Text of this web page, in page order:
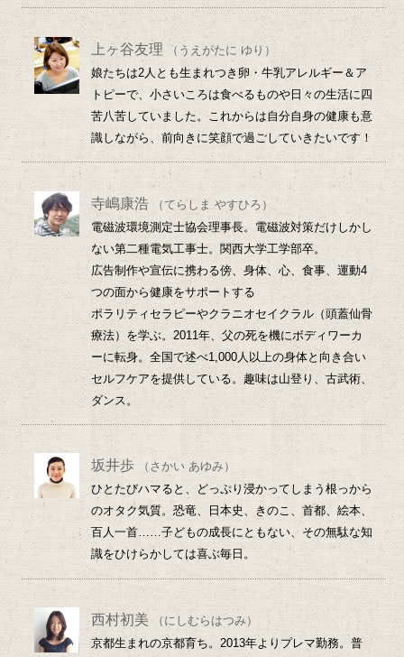
上ヶ谷友理
（うえがたに ゆり）
娘たちは2人とも生まれつき卵・牛乳アレルギー＆ア
トピーで、小さいころは食べるものや日々の生活に四
苦八苦していました。これからは自分自身の健康も意
識しながら、前向きに笑顔で過ごしていきたいです！
寺嶋康浩
（てらしま やすひろ）
電磁波環境測定士協会理事長。電磁波対策だけしかし
ない第二種電気工事士。関西大学工学部卒。
広告制作や宣伝に携わる傍、身体、心、食事、運動4
つの面から健康をサポートする
ポラリティセラピーやクラニオセイクラル（頭蓋仙骨
療法）を学ぶ。2011年、父の死を機にボディワーカ
ーに転身。全国で述べ1,000人以上の身体と向き合い
セルフケアを提供している。趣味は山登り、古武術、
ダンス。
坂井歩
（さかい あゆみ）
ひとたびハマると、どっぷり浸かってしまう根っから
のオタク気質。恐竜、日本史、きのこ、首都、絵本、
百人一首……子どもの成長にともない、その無駄な知
識をひけらかしては喜ぶ毎日。
西村初美
（にしむらはつみ）
京都生まれの京都育ち。2013年よりプレマ勤務。普